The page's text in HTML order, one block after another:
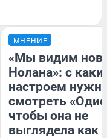
МНЕНИЕ
«Мы видим
Нолана»: с
настроем
смотреть
чтобы она не
выглядела как